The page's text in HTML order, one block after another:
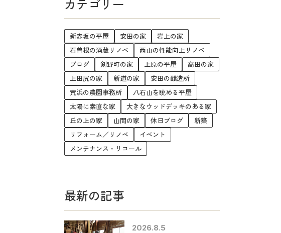
カテゴリー
新赤坂の平屋 安田の家
岩上の家
石曽根の酒蔵リノベ
西山の性能向上リノベ
ブログ
剣野町の家 上原の平屋
高田の家
上田尻の家
新道の家
安田の醸造所
荒浜の農園事務所
八石山を眺める平屋
太陽に素直な家
大きなウッドデッキのある家
丘の上の家
山間の家 休日ブログ
新築
リフォーム／リノベ
イベント
メンテナンス・リコール
最新の記事
2026.8.5